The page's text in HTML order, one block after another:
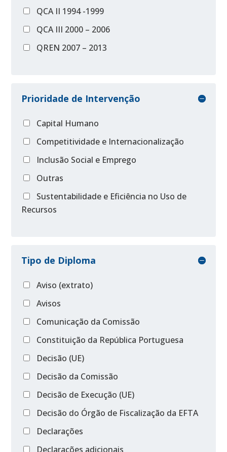
QCA II 1994 -1999
QCA III 2000 – 2006
QREN 2007 – 2013
Prioridade de Intervenção
Capital Humano
Competitividade e Internacionalização
Inclusão Social e Emprego
Outras
Sustentabilidade e Eficiência no Uso de
Recursos
Tipo de Diploma
Aviso (extrato)
Avisos
Comunicação da Comissão
Constituição da República Portuguesa
Decisão (UE)
Decisão da Comissão
Decisão de Execução (UE)
Decisão do Órgão de Fiscalização da EFTA
Declarações
Declarações adicionais